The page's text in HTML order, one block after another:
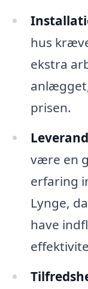
hus
ekstra
prisen.
være en
erfaring
Lynge,
have